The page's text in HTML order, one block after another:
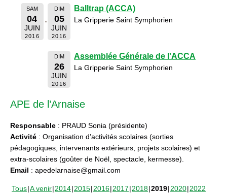
SAM
04
JUIN
2016
DIM
05
JUIN
2016
Balltrap (ACCA)
La Gripperie Saint Symphorien
DIM
26
JUIN
2016
Assemblée Générale de l'ACCA
La Gripperie Saint Symphorien
APE de l’Arnaise
Responsable : PRAUD Sonia (présidente)
Activité : Organisation d’activités scolaires (sorties
pédagogiques, intervenants extérieurs, projets scolaires) et
extra-scolaires (goûter de Noël, spectacle, kermesse).
Email : apedelarnaise@gmail.com
Tous A venir 2014 2015 2016 2017 2018 2019 2020 2022